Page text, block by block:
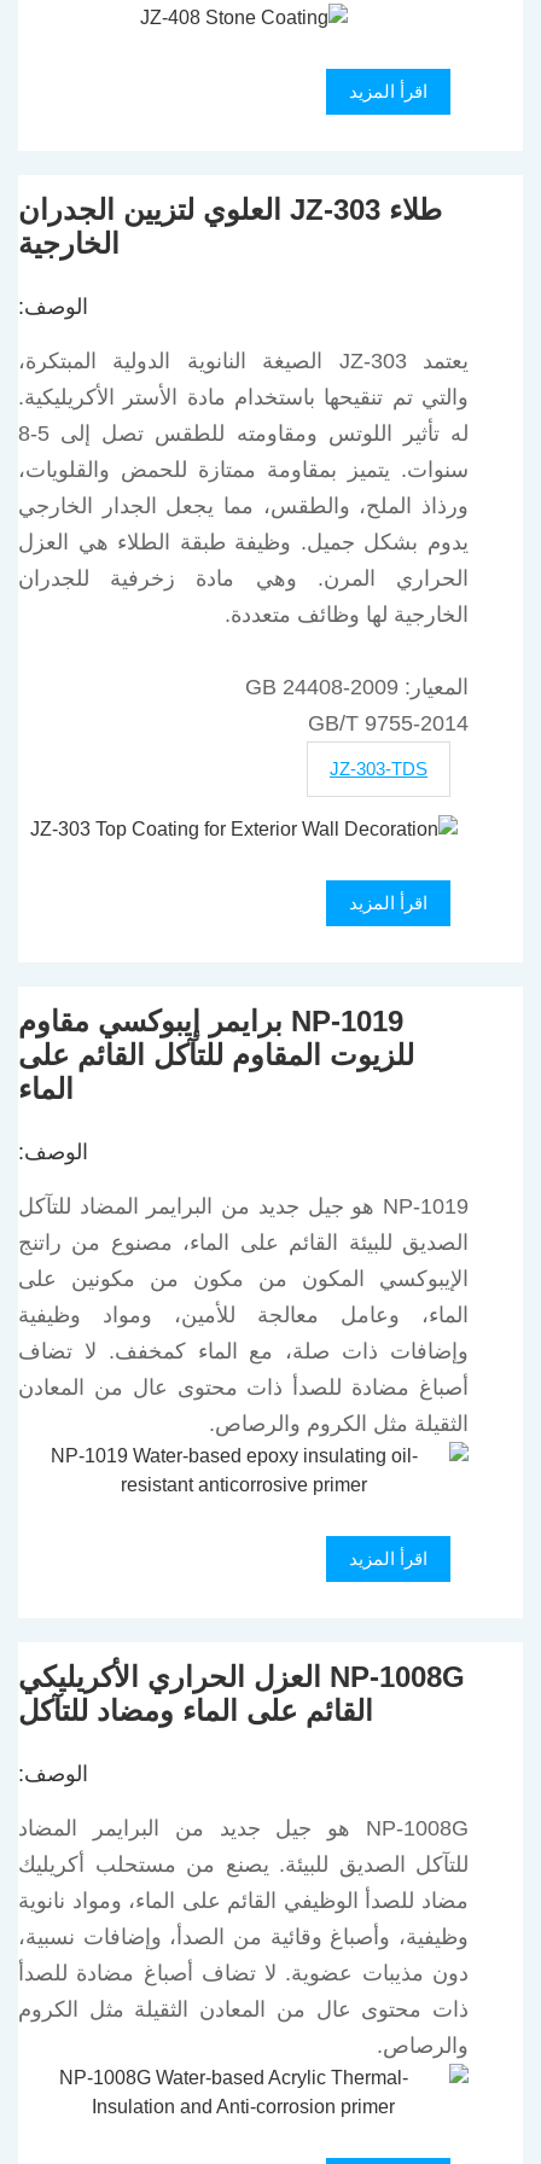
اقرأ المزيد
طلاء JZ-303 العلوي لتزيين الجدران
الخارجية
الوصف:
يعتمد JZ-303 الصيغة النانوية الدولية المبتكرة،
والتي تم تنقيحها باستخدام مادة الأستر الأكريليكية.
له تأثير اللوتس ومقاومته للطقس تصل إلى 5-8
سنوات. يتميز بمقاومة ممتازة للحمض والقلويات،
ورذاذ الملح، والطقس، مما يجعل الجدار الخارجي
يدوم بشكل جميل. وظيفة طبقة الطلاء هي العزل
الحراري المرن. وهي مادة زخرفية للجدران
الخارجية لها وظائف متعددة.
المعيار: GB 24408-2009
GB/T 9755-2014
JZ-303-TDS
اقرأ المزيد
NP-1019 برايمر إيبوكسي مقاوم
للزيوت المقاوم للتآكل القائم على
الماء
الوصف:
NP-1019 هو جيل جديد من البرايمر المضاد للتآكل
الصديق للبيئة القائم على الماء، مصنوع من راتنج
الإيبوكسي المكون من مكون من مكونين على
الماء، وعامل معالجة للأمين، ومواد وظيفية
وإضافات ذات صلة، مع الماء كمخفف. لا تضاف
أصباغ مضادة للصدأ ذات محتوى عال من المعادن
الثقيلة مثل الكروم والرصاص.
اقرأ المزيد
NP-1008G العزل الحراري الأكريليكي
القائم على الماء ومضاد للتآكل
الوصف:
NP-1008G هو جيل جديد من البرايمر المضاد
للتآكل الصديق للبيئة. يصنع من مستحلب أكريليك
مضاد للصدأ الوظيفي القائم على الماء، ومواد نانوية
وظيفية، وأصباغ وقائية من الصدأ، وإضافات نسبية،
دون مذيبات عضوية. لا تضاف أصباغ مضادة للصدأ
ذات محتوى عال من المعادن الثقيلة مثل الكروم
والرصاص.